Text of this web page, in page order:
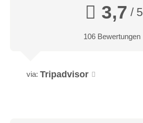
3,7 / 5
106 Bewertungen
via: Tripadvisor